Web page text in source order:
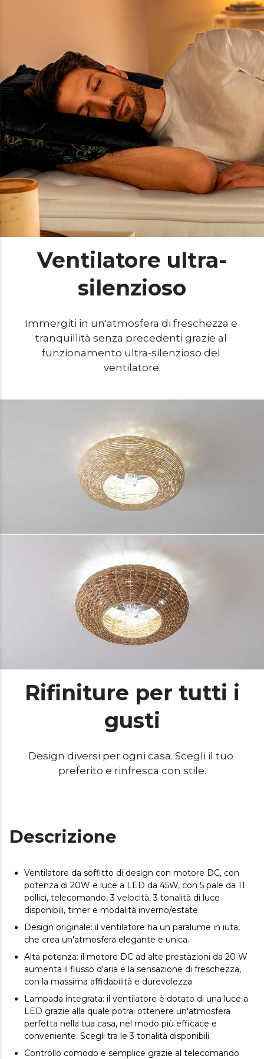
Ventilatore ultra-
silenzioso
Immergiti in un'atmosfera di freschezza e
tranquillità senza precedenti grazie al
funzionamento ultra-silenzioso del
ventilatore.
Rifiniture per tutti i
gusti
Design diversi per ogni casa. Scegli il tuo
preferito e rinfresca con stile.
Descrizione
Ventilatore da soffitto di design con motore DC, con
potenza di 20W e luce a LED da 45W, con 5 pale da 11
pollici, telecomando, 3 velocità, 3 tonalità di luce
disponibili, timer e modalità inverno/estate.
Design originale: il ventilatore ha un paralume in iuta,
che crea un'atmosfera elegante e unica.
Alta potenza: il motore DC ad alte prestazioni da 20 W
aumenta il flusso d'aria e la sensazione di freschezza,
con la massima affidabilità e durevolezza.
Lampada integrata: il ventilatore è dotato di una luce a
LED grazie alla quale potrai ottenere un'atmosfera
perfetta nella tua casa, nel modo più efficace e
conveniente. Scegli tra le 3 tonalità disponibili.
Controllo comodo e semplice grazie al telecomando